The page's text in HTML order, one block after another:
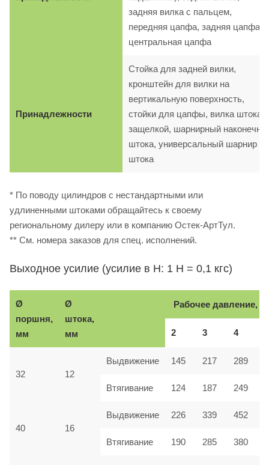
задняя вилка с пальцем,
передняя цапфа, задняя цапфа,
центральная цапфа
Принадлежности
Стойка для задней вилки,
кронштейн для вилки на
вертикальную поверхность,
стойки для цапфы, вилка штока с
защелкой, шарнирный
штока, универсальный шарнир
штока
* По поводу цилиндров с нестандартными или
удлиненными штоками обращайтесь к своему
региональному дилеру или в компанию Остек-АртТул.
** См. номера заказов для спец. исполнений.
Выходное усилие (усилие в Н: 1 Н = 0,1 кгс)
Ø
поршня,
мм
Ø
штока,
мм
Рабочее давление,
2 3 4
32 12
Выдвижение 145 217 289
Втягивание 124 187 249
40 16
Выдвижение 226 339 452
Втягивание 190 285 380